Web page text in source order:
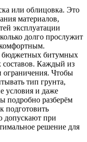
или облицовка. Это
материалов,
эксплуатации
долго прослужит
бюджетных битумных
Каждый из
ограничения. Чтобы
тип грунта,
условия и даже
подробно разберём
подготовить
допускают при
решение для